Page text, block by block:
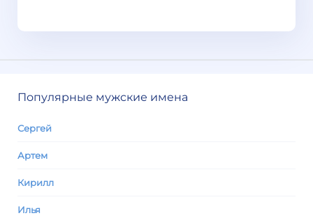
Популярные мужские имена
Сергей
Артем
Кирилл
Илья